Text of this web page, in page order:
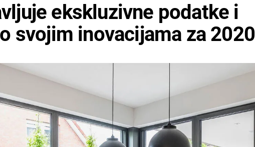
ekskluzivne podatke i
svojim inovacijama za 2020